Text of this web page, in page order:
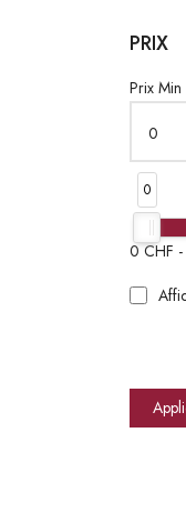
PRIX
Prix Min
0
0CHF -